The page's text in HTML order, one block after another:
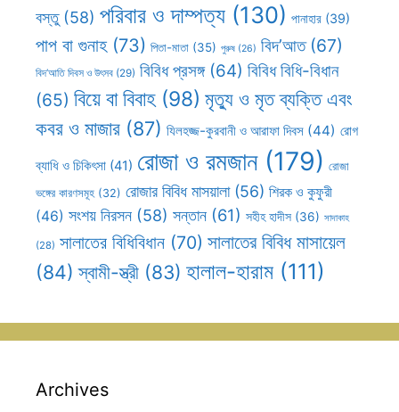
বস্তু(58) পরিবার ও দাম্পত্য (130) পানাহার (39)
পাপ বা গুনাহ(73) পিতা-মাতা (35) পুরুষ (26) বিদ’আত(67)
বিদ’আতি দিবস ও উৎসব (29) বিবিধ প্রসঙ্গ(64) বিবিধ বিধি-বিধান
(65) বিয়ে বা বিবাহ (98) মৃত্যু ও মৃত ব্যক্তি এবং
কবর ও মাজার (87) যিলহজ্জ-কুরবানী ও আরাফা দিবস (44) রোগ
ব্যাধি ও চিকিৎসা (41) রোজা ও রমজান(179) রোজা
ভঙ্গের কারণসমূহ (32) রোজার বিবিধ মাসয়ালা(56) শিরক ও কুফুরী
(46) সংশয় নিরসন (58) সন্তান (61) সহীহ হাদীস (36) সাদাকাহ
(28) সালাতের বিধিবিধান (70) সালাতের বিবিধ মাসায়েল
(84) স্বামী-স্ত্রী (83) হালাল-হারাম (111)
Archives